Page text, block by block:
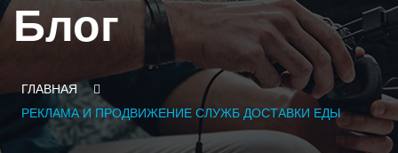
Блог
ГЛАВНАЯ
РЕКЛАМА И ПРОДВИЖЕНИЕ СЛУЖБ ДОСТАВКИ ЕДЫ